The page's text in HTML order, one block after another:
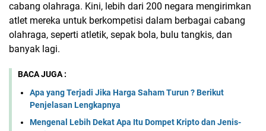
cabang olahraga. Kini, lebih dari 200 negara mengirimkan
atlet mereka untuk berkompetisi dalam berbagai cabang
olahraga, seperti atletik, sepak bola, bulu tangkis, dan
banyak lagi.
BACA JUGA :
Apa yang Terjadi Jika Harga Saham Turun ? Berikut
Penjelasan Lengkapnya
Mengenal Lebih Dekat Apa Itu Dompet Kripto dan Jenis-